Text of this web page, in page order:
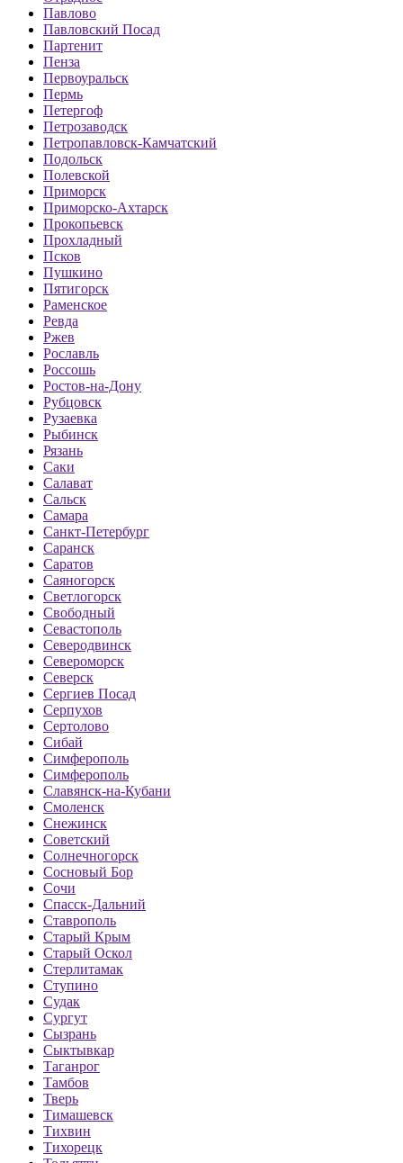
Павлово
Павловский Посад
Партенит
Пенза
Первоуральск
Пермь
Петергоф
Петрозаводск
Петропавловск-Камчатский
Подольск
Полевской
Приморск
Приморско-Ахтарск
Прокопьевск
Прохладный
Псков
Пушкино
Пятигорск
Раменское
Ревда
Ржев
Рославль
Россошь
Ростов-на-Дону
Рубцовск
Рузаевка
Рыбинск
Рязань
Саки
Салават
Сальск
Самара
Санкт-Петербург
Саранск
Саратов
Саяногорск
Светлогорск
Свободный
Севастополь
Северодвинск
Североморск
Северск
Сергиев Посад
Серпухов
Сертолово
Сибай
Симферополь
Симферополь
Славянск-на-Кубани
Смоленск
Снежинск
Советский
Солнечногорск
Сосновый Бор
Сочи
Спасск-Дальний
Ставрополь
Старый Крым
Старый Оскол
Стерлитамак
Ступино
Судак
Сургут
Сызрань
Сыктывкар
Таганрог
Тамбов
Тверь
Тимашевск
Тихвин
Тихорецк